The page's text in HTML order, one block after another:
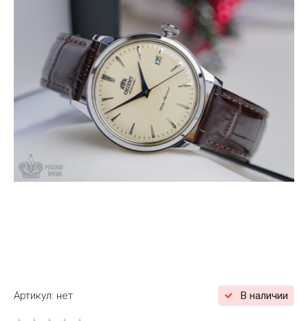
Артикул: нет В наличии